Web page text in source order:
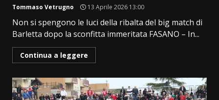
Tommaso Vetrugno 13 Aprile 2026 13:00
Non si spengono le luci della ribalta del big match di
Barletta dopo la sconfitta immeritata FASANO – In...
Continua a leggere